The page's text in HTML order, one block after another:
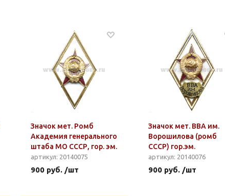
Значок мет. Ромб
Академия генерального
штаба МО СССР, гор. эм.
артикул: 20140075
900 руб. /шт
Значок мет. ВВА им.
Ворошилова (ромб
СССР) гор.эм.
артикул: 20140076
900 руб. /шт